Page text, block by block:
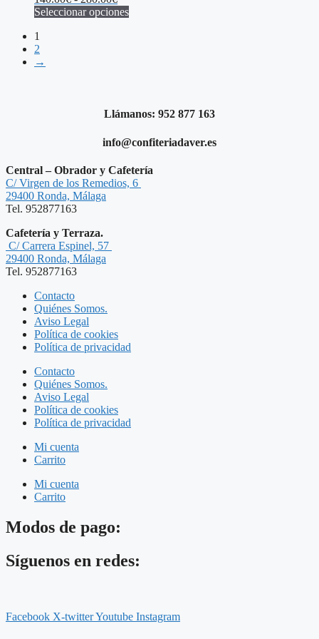
pueden
elegir
en
la
página
de
Seleccionar opciones
producto
tiene
múltiples
la
página
de
producto
1
2
→
Llámanos: 952 877 163
info@confiteriadaver.es
Central – Obrador y Cafetería
C/ Virgen de los Remedios, 6
29400 Ronda, Málaga
Tel. 952877163
Cafetería y Terraza.
C/ Carrera Espinel, 57
29400 Ronda, Málaga
Tel. 952877163
Contacto
Quiénes Somos.
Aviso Legal
Política de cookies
Política de privacidad
Contacto
Quiénes Somos.
Aviso Legal
Política de cookies
Política de privacidad
Mi cuenta
Carrito
Mi cuenta
Carrito
Modos de pago:
Síguenos en redes:
Facebook X-twitterYoutube Instagram